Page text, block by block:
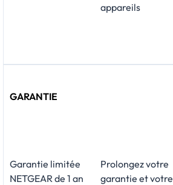
appareils
GARANTIE
Garantie limitée
NETGEAR de 1 an
Prolongez votre
garantie et votre